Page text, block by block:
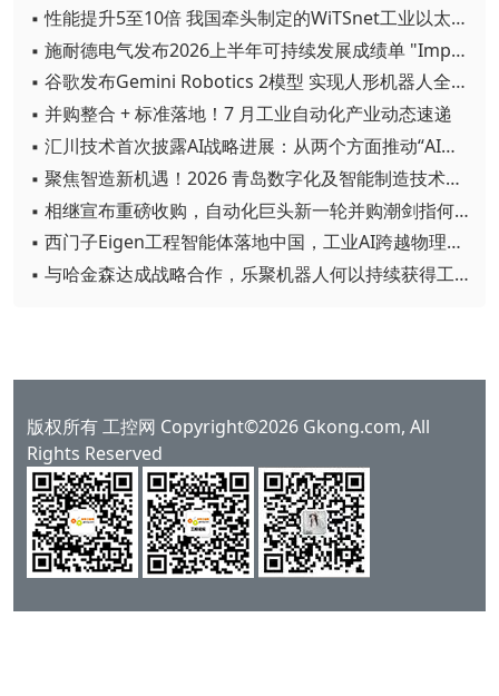
▪ 性能提升5至10倍 我国牵头制定的WiTSnet工业以太网国际标准正式发布
▪ 施耐德电气发布2026上半年可持续发展成绩单 "Impact 2030"路线图开局稳健
▪ 谷歌发布Gemini Robotics 2模型 实现人形机器人全身智能控制突破
▪ 并购整合 + 标准落地！7 月工业自动化产业动态速递
▪ 汇川技术首次披露AI战略进展：从两个方面推动“AI业务化”落地
▪ 聚焦智造新机遇！2026 青岛数字化及智能制造技术论坛圆满落幕
▪ 相继宣布重磅收购，自动化巨头新一轮并购潮剑指何方？
▪ 西门子Eigen工程智能体落地中国，工业AI跨越物理世界“确定性”拐点
▪ 与哈金森达成战略合作，乐聚机器人何以持续获得工业巨头青睐？
版权所有 工控网 Copyright©2026 Gkong.com, All
Rights Reserved